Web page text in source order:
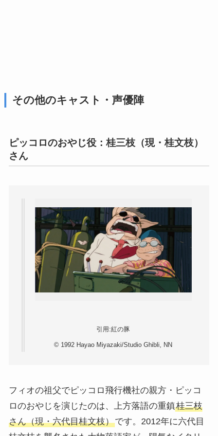
その他のキャスト・声優陣
ピッコロのおやじ役：桂三枝（現・桂文枝）
さん
引用:紅の豚
© 1992 Hayao Miyazaki/Studio Ghibli, NN
フィオの祖父でピッコロ飛行機社の親方・ピッコ
ロのおやじを演じたのは、上方落語の重鎮桂三枝
さん（現・六代目桂文枝）です。2012年に六代目